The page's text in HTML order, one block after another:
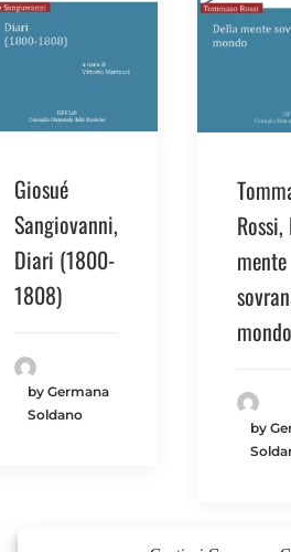
Giosué
Sangiovanni,
Diari (1800-
1808)
by Germana
Soldano
mente
mondo
by